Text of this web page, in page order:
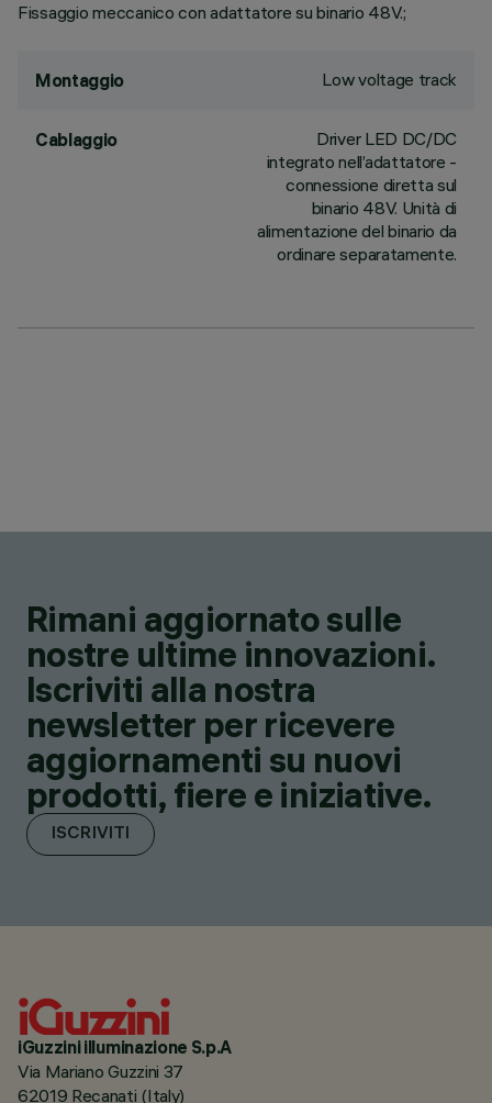
Fissaggio meccanico con adattatore su binario 48V.;
Montaggio Low voltage track
Cablaggio
Driver LED DC/DC
integrato nell’adattatore -
connessione diretta sul
binario 48V. Unità di
alimentazione del binario da
ordinare separatamente.
Rimani aggiornato sulle
nostre ultime innovazioni.
Iscriviti alla nostra
newsletter per ricevere
aggiornamenti su nuovi
prodotti, fiere e iniziative.
ISCRIVITI
iGuzzini illuminazione S.p.A
Via Mariano Guzzini 37
62019 Recanati (Italy)